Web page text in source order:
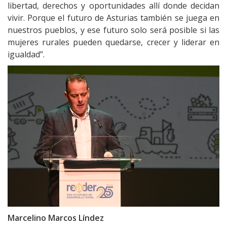
libertad, derechos y oportunidades allí donde decidan
vivir. Porque el futuro de Asturias también se juega en
nuestros pueblos, y ese futuro solo será posible si las
mujeres rurales pueden quedarse, crecer y liderar en
igualdad”.
Marcelino Marcos Líndez